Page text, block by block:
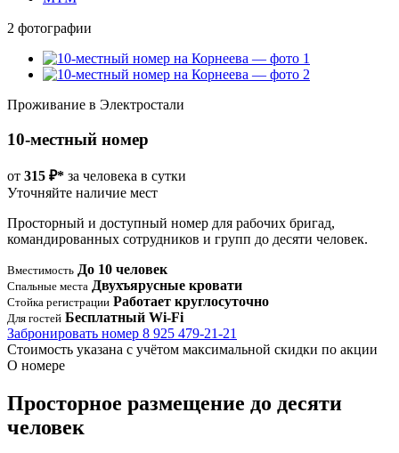
2 фотографии
Проживание в Электростали
10-местный номер
от 315 ₽* за человека в сутки
Уточняйте наличие мест
Просторный и доступный номер для рабочих бригад,
командированных сотрудников и групп до десяти человек.
Вместимость До 10 человек
Спальные места Двухъярусные кровати
Стойка регистрации Работает круглосуточно
Для гостей Бесплатный Wi-Fi
Забронировать номер 8 925 479-21-21
Стоимость указана с учётом максимальной скидки по акции
О номере
Просторное размещение до десяти
человек